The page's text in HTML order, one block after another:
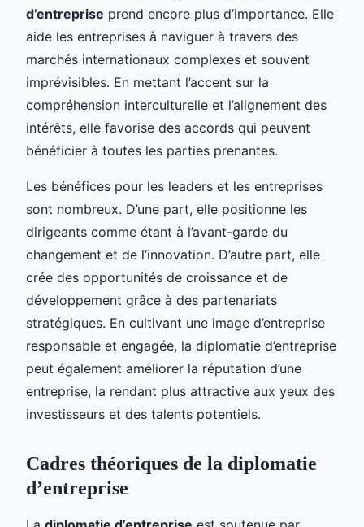
d’entreprise prend encore plus d’importance. Elle
aide les entreprises à naviguer à travers des
marchés internationaux complexes et souvent
imprévisibles. En mettant l’accent sur la
compréhension interculturelle et l’alignement des
intérêts, elle favorise des accords qui peuvent
bénéficier à toutes les parties prenantes.
Les bénéfices pour les leaders et les entreprises
sont nombreux. D’une part, elle positionne les
dirigeants comme étant à l’avant-garde du
changement et de l’innovation. D’autre part, elle
crée des opportunités de croissance et de
développement grâce à des partenariats
stratégiques. En cultivant une image d’entreprise
responsable et engagée, la diplomatie d’entreprise
peut également améliorer la réputation d’une
entreprise, la rendant plus attractive aux yeux des
investisseurs et des talents potentiels.
Cadres théoriques de la diplomatie
d’entreprise